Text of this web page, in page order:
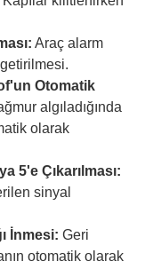
Araç alarm
Otomatik
algıladığında
olarak
5'e Çıkarılması:
sinyal
İnmesi: Geri
otomatik olarak